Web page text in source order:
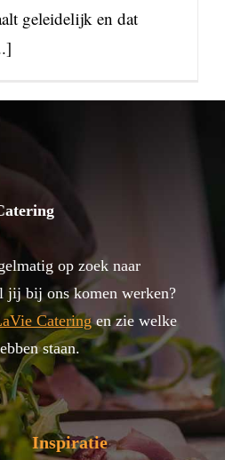
geleidelijk en dat
op zoek naar
jij bij ons komen werken?
Cateringen zie welke
staan.
Inspiratie